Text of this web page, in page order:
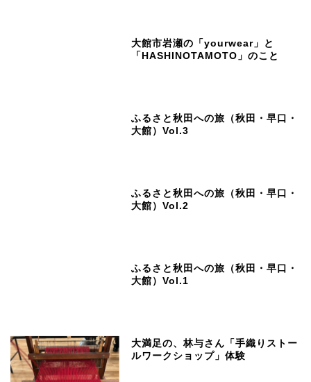
大館市岩瀬の「yourwear」と
「HASHINOTAMOTO」のこと
ふるさと秋田への旅（秋田・早口・
大館）Vol.3
ふるさと秋田への旅（秋田・早口・
大館）Vol.2
ふるさと秋田への旅（秋田・早口・
大館）Vol.1
大満足の、林与さん「手織りストー
ルワークショップ」体験